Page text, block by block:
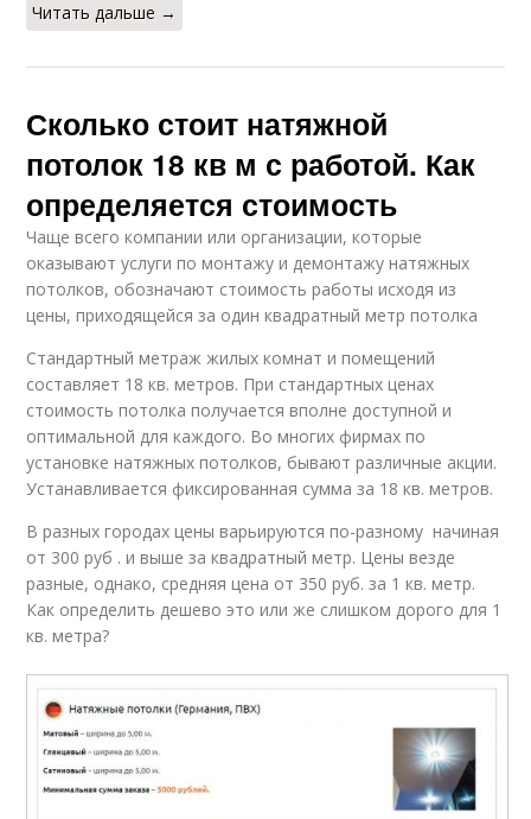
Читать дальше →
Сколько стоит натяжной
потолок 18 кв м с работой. Как
определяется стоимость
Чаще всего компании или организации, которые
оказывают услуги по монтажу и демонтажу натяжных
потолков, обозначают стоимость работы исходя из
цены, приходящейся за один квадратный метр потолка
Стандартный метраж жилых комнат и помещений
составляет 18 кв. метров. При стандартных ценах
стоимость потолка получается вполне доступной и
оптимальной для каждого. Во многих фирмах по
установке натяжных потолков, бывают различные акции.
Устанавливается фиксированная сумма за 18 кв. метров.
В разных городах цены варьируются по-разному начиная
от 300 руб . и выше за квадратный метр. Цены везде
разные, однако, средняя цена от 350 руб. за 1 кв. метр.
Как определить дешево это или же слишком дорого для 1
кв. метра?